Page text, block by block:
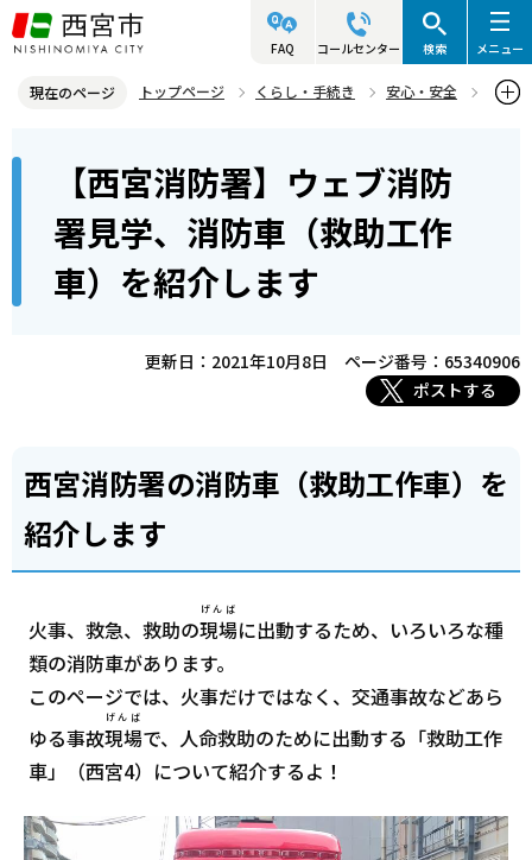
こ
の
ジ
す
FAQ コールセンター 検索 メニュー
現在のページ トップページ くらし・手続き
安心・安全
【西宮消防署】ウェブ消防署見学、消防車（救助工作車）を紹介しま
ら
【西宮消防署】ウェブ消防
署見学、消防車（救助工作
車）を紹介します
更新日：2021年10月8日
ページ番号：65340906
ポストする
西宮消防署の消防車（救助工作車）を
紹介します
火事、救急、救助の現場
げんば
に出動するため、いろいろな種
類の消防車があります。
このページでは、火事だけではなく、交通事故などあら
ゆる事故現場
げんば
で、人命救助のために出動する「救助工作
車」（西宮4）について紹介するよ！